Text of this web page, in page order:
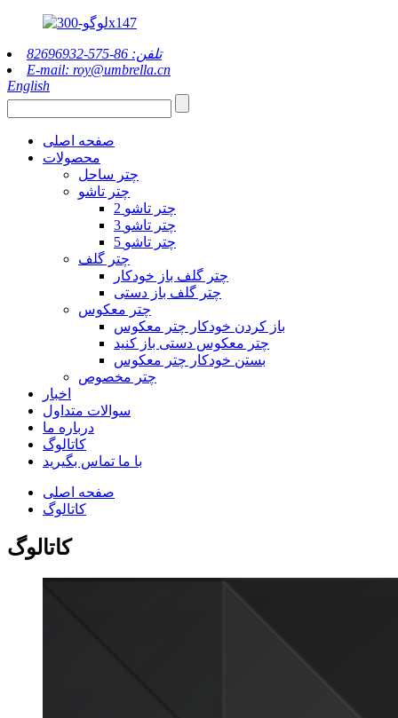
تلفن: 86-575-82696932
E-mail: roy@umbrella.cn
English
صفحه اصلی
محصولات
چتر ساحل
چتر تاشو
2 چتر تاشو
3 چتر تاشو
5 چتر تاشو
چتر گلف
چتر گلف باز خودکار
چتر گلف باز دستی
چتر معکوس
باز کردن خودکار چتر معکوس
چتر معکوس دستی باز کنید
بستن خودکار چتر معکوس
چتر مخصوص
اخبار
سوالات متداول
درباره ما
کاتالوگ
با ما تماس بگیرید
صفحه اصلی
کاتالوگ
کاتالوگ